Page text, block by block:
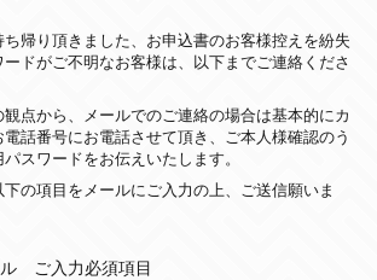
帰り頂きました、お申込書のお客様控えを紛失
ドがご不明なお客様は、以下までご連絡くださ
点から、メールでのご連絡の場合は基本的にカ
話番号にお電話させて頂き、ご本人様確認のう
スワードをお伝えいたします。
の項目をメールにご入力の上、ご送信願いま
ご入力必須項目